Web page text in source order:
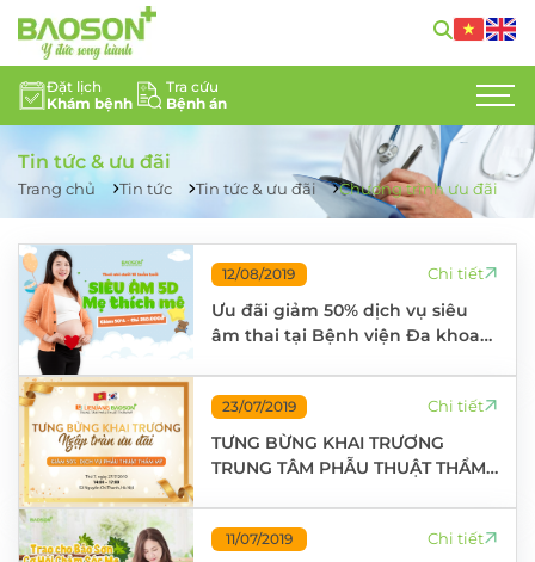
Đặt lịch
Khám bệnh
Tra cứu
Bệnh án
GIỚI THIỆU
CHUYÊN KHOA
ĐỘI NGŨ CHUYÊN GIA
TIN TỨC
HỖ TRỢ KHÁCH HÀNG
LIÊN HỆ
TUYỂN DỤNG
Tin tức & ưu đãi
Trang chủ Tin tức Tin tức & ưu đãi Chương trình ưu đãi
12/08/2019
Ưu đãi giảm 50% dịch vụ siêu
âm thai tại Bệnh viện Đa khoa
Chi tiết
23/07/2019
TƯNG BỪNG KHAI TRƯƠNG
TRUNG TÂM PHẪU THUẬT THẨM
Chi tiết
11/07/2019 Chi tiết